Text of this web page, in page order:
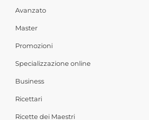
Avanzato
Master
Promozioni
Specializzazione online
Business
Ricettari
Ricette dei Maestri